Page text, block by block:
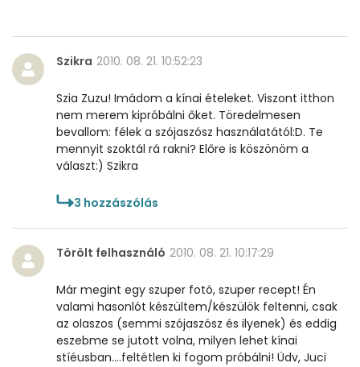
Folsav - B9-vitamin:
Kolin:
128 mg
Retinol - A vitamin:
65 micro
α-karotin
β-karotin
β-crypt
0 micro
Likopin
0 micro
Lut-zea
356 micro
Szikra 2010. 08. 21. 10:52:23
Szia Zuzu! Imádom a kínai ételeket. Viszont itthon
nem merem kipróbálni őket. Töredelmesen
bevallom: félek a szójaszósz használatától:D. Te
mennyit szoktál rá rakni? Előre is köszönöm a
választ:) Szikra
3 hozzászólás
Törölt felhasználó 2010. 08. 21. 10:17:29
Már megint egy szuper fotó, szuper recept! Én
valami hasonlót készültem/készülök feltenni, csak
az olaszos (semmi szójaszósz és ilyenek) és eddig
eszebme se jutott volna, milyen lehet kínai
stíéusban....feltétlen ki fogom próbálni! Üdv, Juci